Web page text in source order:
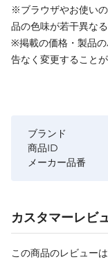
※ブラウザやお使い
品の色味が若干異な
※掲載の価格・製品
告なく変更すること
ブランド
商品ID
メーカー品番
カスタマーレビ
この商品のレビュー